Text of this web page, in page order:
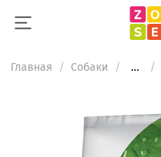
Главная Собаки ...